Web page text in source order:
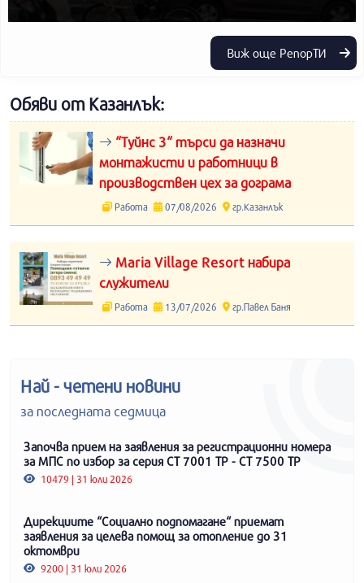
Виж още РепорТИ
Обяви от Казанлък:
“Туйнс 3“ търси да назначи
монтажисти и работници в
производствен цех за дограма
Работа 07/08/2026 гр.Казанлък
Maria Village Resort набира
служители
Работа 13/07/2026 гр.Павел Баня
Най - четени новини
за последната седмица
Започва прием на заявления за регистрационни номера
за МПС по избор за серия СТ 7001 ТР - СТ 7500 ТР
10479 | 31 юли 2026
Дирекциите “Социално подпомагане“ приемат
заявления за целева помощ за отопление до 31
октомври
9200 | 31 юли 2026